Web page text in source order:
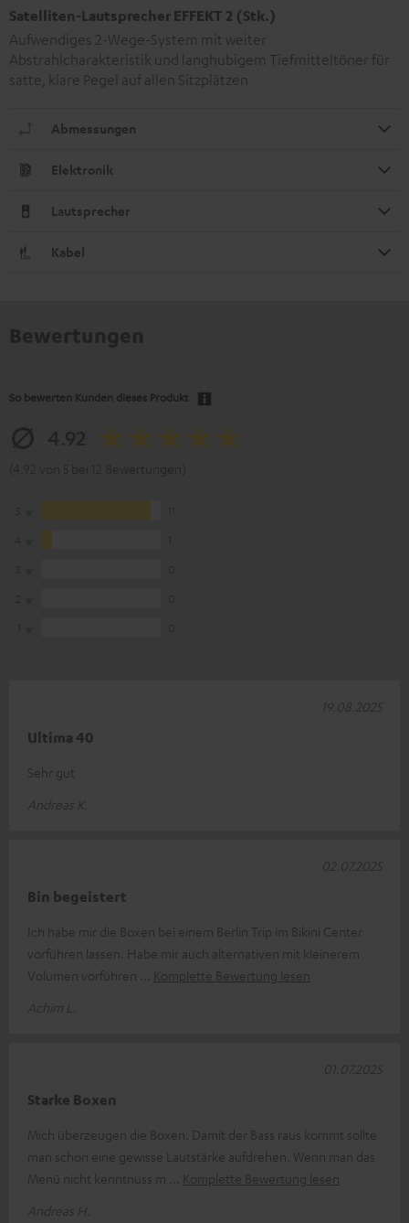
Satelliten-Lautsprecher EFFEKT 2 (Stk.)
Aufwendiges 2-Wege-System mit weiter
Abstrahlcharakteristik und langhubigem Tiefmitteltöner für
satte, klare Pegel auf allen Sitzplätzen
Abmessungen
Elektronik
Lautsprecher
Kabel
So bewerten Kunden dieses Produkt
Ultima 40
Sehr gut
Andreas K.
19.08.2025
Bin begeistert
Ich habe mir die Boxen bei einem Berlin Trip im Bikini Center
vorführen lassen. Habe mir auch alternativen mit kleinerem
Volumen vorführen
Komplette Bewertung lesen
Achim L.
02.07.2025
Starke Boxen
Mich überzeugen die Boxen. Damit der Bass raus kommt sollte
man schon eine gewisse Lautstärke aufdrehen. Wenn man das
Menü nicht kenntnuss m
Komplette Bewertung lesen
Andreas H.
01.07.2025